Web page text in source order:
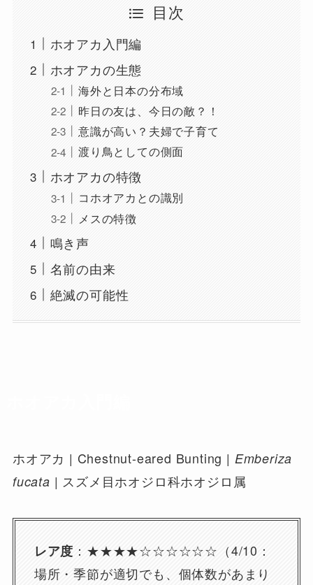
目次
ホオアカ入門編
ホオアカの生態
海外と日本の分布域
昨日の友は、今日の敵？！
意識が高い？夫婦で子育て
渡り鳥としての側面
ホオアカの特徴
コホオアカとの識別
メスの特徴
鳴き声
名前の由来
絶滅の可能性
ホオアカ | Chestnut-eared Bunting | Emberiza
fucata | スズメ目ホオジロ科ホオジロ属
レア度 ：★★★★☆☆☆☆☆☆（4/10：
場所・季節が適切でも、個体数があまり